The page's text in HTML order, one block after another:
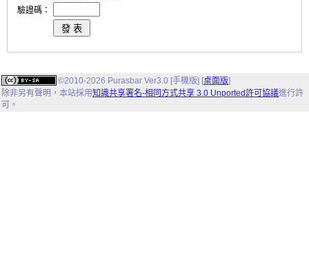
驗證碼：
©2010-2026 Purasbar Ver3.0 [手機版] [桌面版]
除非另有聲明， 本站採用知識共享署名-相同方式共享 3.0 Unported許可協議進行許
可。